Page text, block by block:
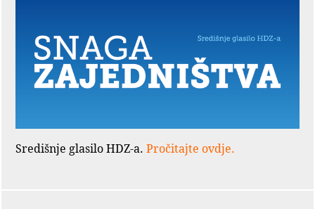
Središnje glasilo HDZ-a. Pročitajte ovdje.